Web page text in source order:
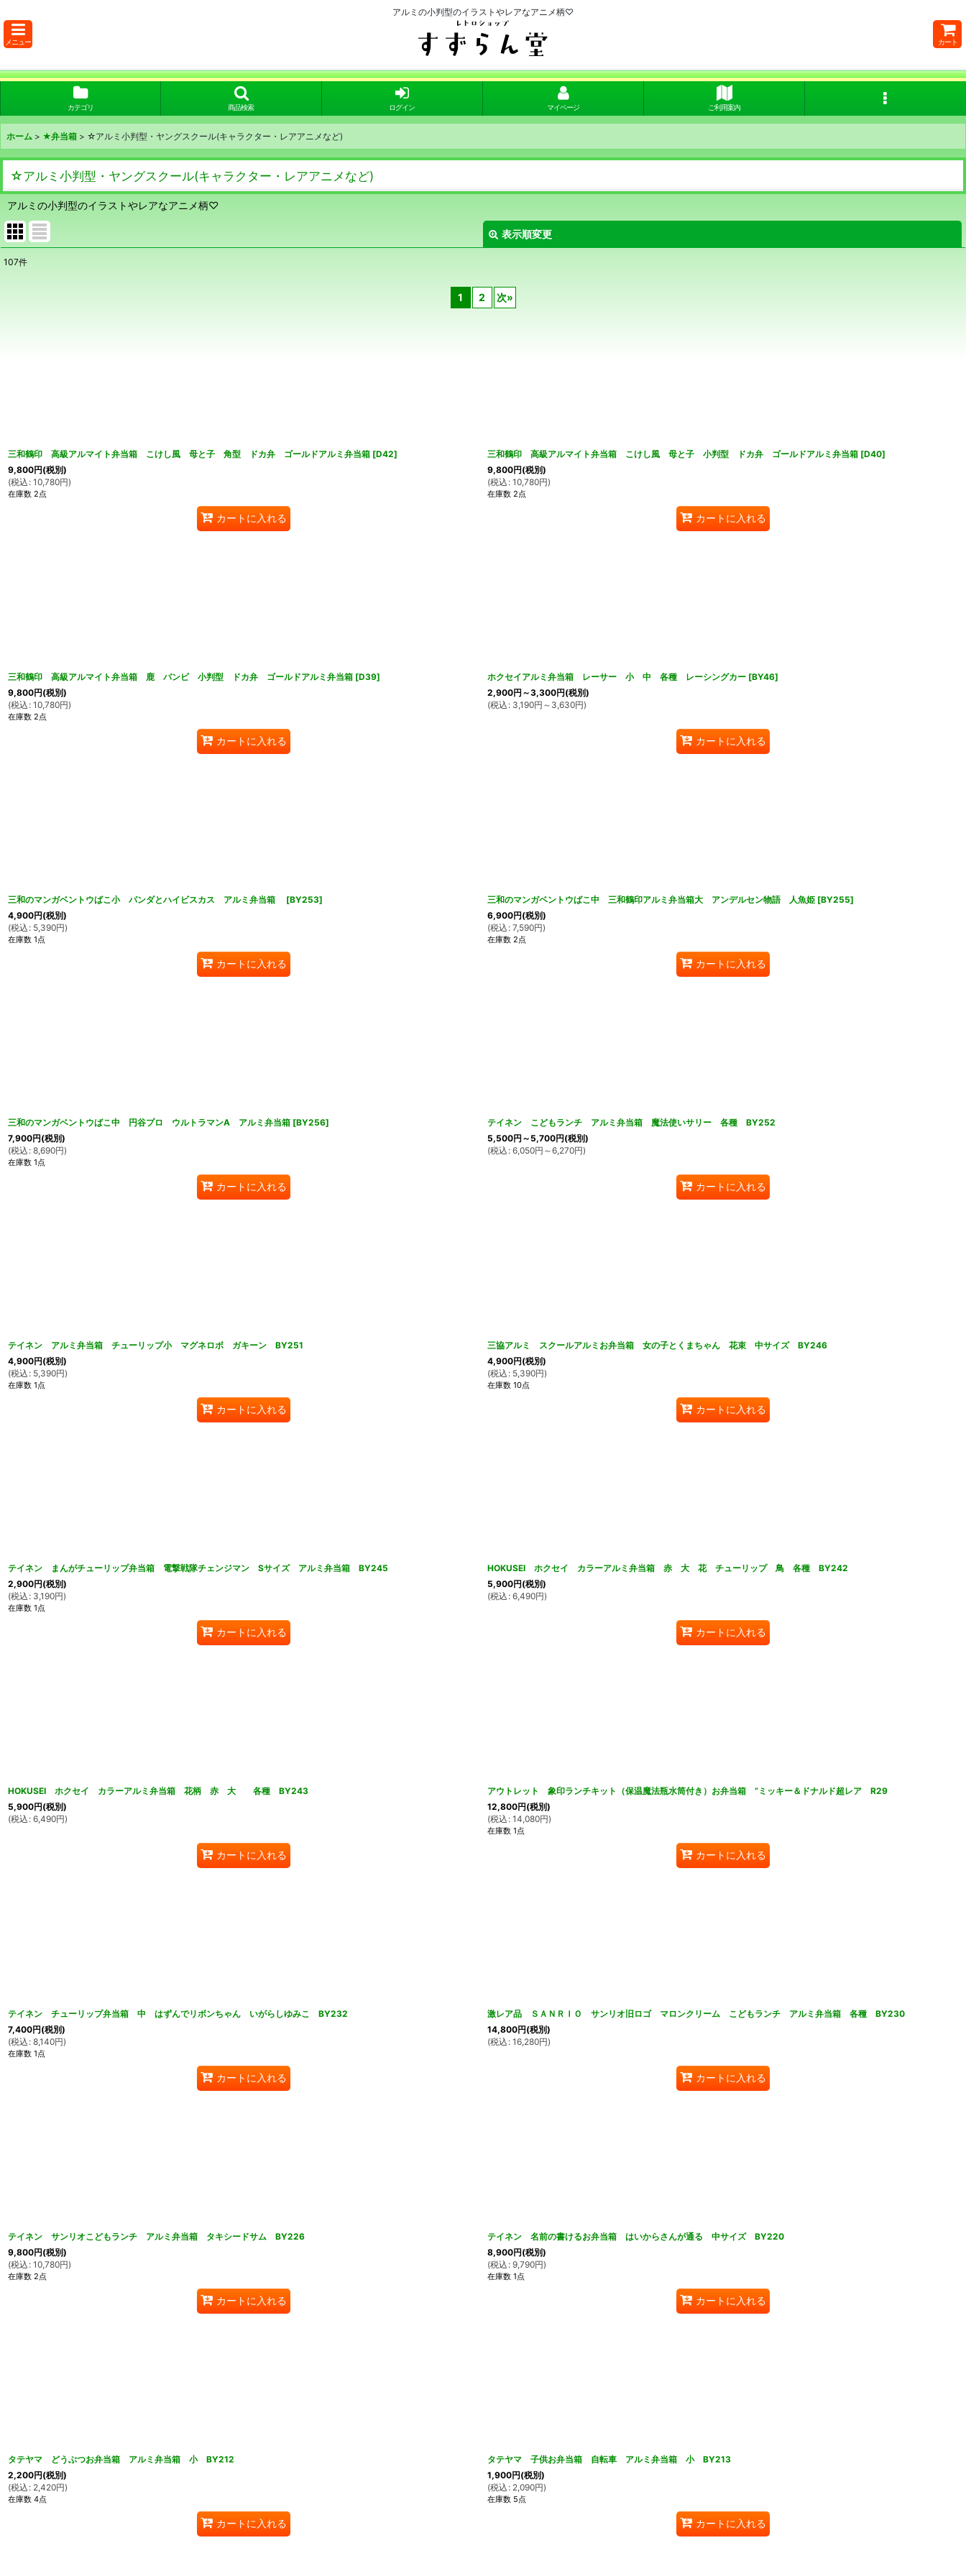
アルミの小判型のイラストやレアなアニメ柄♡
メニュー カート
カテゴリ 商品検索 ログイン マイページ ご利用案内
ホーム > ★弁当箱 > ☆アルミ小判型・ヤングスクール(キャラクター・レアアニメなど)
☆アルミ小判型・ヤングスクール(キャラクター・レアアニメなど)
アルミの小判型のイラストやレアなアニメ柄♡
表示順変更
107件
1 2 次»
三和鶴印 高級アルマイト弁当箱 こけし風 母と子 角型 ドカ弁 ゴールドアルミ弁当箱 [D42]
9,800円(税別)
(税込 : 10,780円)
在庫数 2点
カートに入れる
三和鶴印 高級アルマイト弁当箱 こけし風 母と子 小判型 ドカ弁 ゴールドアルミ弁当箱 [D40]
9,800円(税別)
(税込 : 10,780円)
在庫数 2点
カートに入れる
三和鶴印 高級アルマイト弁当箱 鹿 バンビ 小判型 ドカ弁 ゴールドアルミ弁当箱 [D39]
9,800円(税別)
(税込 : 10,780円)
在庫数 2点
カートに入れる
ホクセイアルミ弁当箱 レーサー 小 中 各種 レーシングカー [BY46]
2,900円 ～3,300円(税別)
(税込 : 3,190円 ～3,630円)
カートに入れる
三和のマンガベントウばこ小 パンダとハイビスカス アルミ弁当箱 [BY253]
4,900円(税別)
(税込 : 5,390円)
在庫数 1点
カートに入れる
三和のマンガベントウばこ中 三和鶴印アルミ弁当箱大 アンデルセン物語 人魚姫 [BY255]
6,900円(税別)
(税込 : 7,590円)
在庫数 2点
カートに入れる
三和のマンガベントウばこ中 円谷プロ ウルトラマンA アルミ弁当箱 [BY256]
7,900円(税別)
(税込 : 8,690円)
在庫数 1点
カートに入れる
テイネン こどもランチ アルミ弁当箱 魔法使いサリー 各種 BY252
5,500円 ～5,700円(税別)
(税込 : 6,050円 ～6,270円)
カートに入れる
テイネン アルミ弁当箱 チューリップ小 マグネロボ ガキーン BY251
4,900円(税別)
(税込 : 5,390円)
在庫数 1点
カートに入れる
三協アルミ スクールアルミお弁当箱 女の子とくまちゃん 花束 中サイズ BY246
4,900円(税別)
(税込 : 5,390円)
在庫数 10点
カートに入れる
テイネン まんがチューリップ弁当箱 電撃戦隊チェンジマン Sサイズ アルミ弁当箱 BY245
2,900円(税別)
(税込 : 3,190円)
在庫数 1点
カートに入れる
HOKUSEI ホクセイ カラーアルミ弁当箱 赤 大 花 チューリップ 鳥 各種 BY242
5,900円(税別)
(税込 : 6,490円)
カートに入れる
HOKUSEI ホクセイ カラーアルミ弁当箱 花柄 赤 大 各種 BY243
5,900円(税別)
(税込 : 6,490円)
カートに入れる
アウトレット 象印ランチキット（保温魔法瓶水筒付き）お弁当箱 ”ミッキー＆ドナルド超レア R29
12,800円(税別)
(税込 : 14,080円)
在庫数 1点
カートに入れる
テイネン チューリップ弁当箱 中 はずんでリボンちゃん いがらしゆみこ BY232
7,400円(税別)
(税込 : 8,140円)
在庫数 1点
カートに入れる
激レア品 ＳＡＮＲＩＯ サンリオ旧ロゴ マロンクリーム こどもランチ アルミ弁当箱 各種 BY230
14,800円(税別)
(税込 : 16,280円)
カートに入れる
テイネン サンリオこどもランチ アルミ弁当箱 タキシードサム BY226
9,800円(税別)
(税込 : 10,780円)
在庫数 2点
カートに入れる
テイネン 名前の書けるお弁当箱 はいからさんが通る 中サイズ BY220
8,900円(税別)
(税込 : 9,790円)
在庫数 1点
カートに入れる
タテヤマ どうぶつお弁当箱 アルミ弁当箱 小 BY212
2,200円(税別)
(税込 : 2,420円)
在庫数 4点
カートに入れる
タテヤマ 子供お弁当箱 自転車 アルミ弁当箱 小 BY213
1,900円(税別)
(税込 : 2,090円)
在庫数 5点
カートに入れる